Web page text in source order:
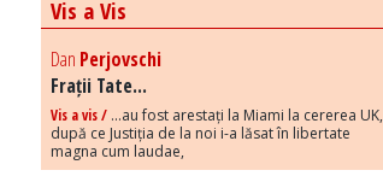
Vis a Vis
Dan Perjovschi
Frații Tate...
Vis a vis / ...au fost arestați la Miami la cererea UK,
după ce Justiția de la noi i-a lăsat în libertate
magna cum laudae,